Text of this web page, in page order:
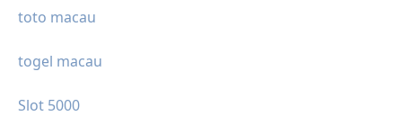
toto macau
togel macau
Slot 5000